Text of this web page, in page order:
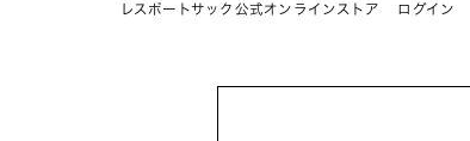
レスポートサック公式オンラインストア ログイン